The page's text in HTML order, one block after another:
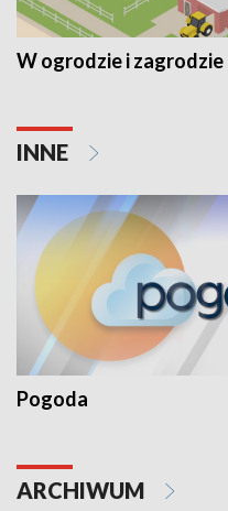
W ogrodzie i zagrodzie
INNE
Pogoda
ARCHIWUM